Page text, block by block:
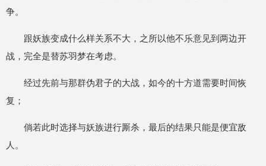
争。
跟妖族变成什么样关系不大，之所以他不乐意见到两边开
战，完全是替苏羽梦在考虑。
经过先前与那群伪君子的大战，如今的十方道需要时间恢
复；
倘若此时选择与妖族进行厮杀，最后的结果只能是便宜敌
人。